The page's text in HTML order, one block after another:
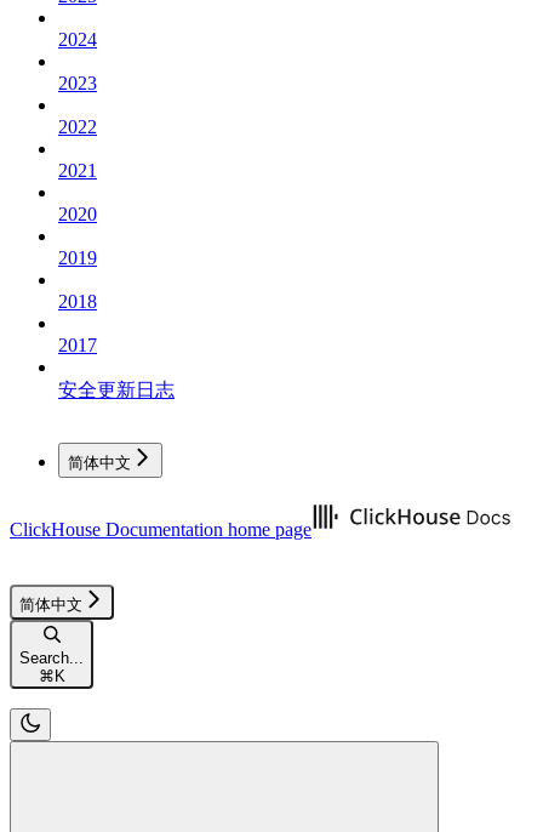
2024
2023
2022
2021
2020
2019
2018
2017
安全更新日志
简体中文
ClickHouse Documentation home page
简体中文
Search...
⌘K